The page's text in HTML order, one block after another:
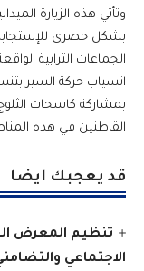
وتأتي هذه الزيارة
بشكل حصري للإستجابة
الجماعات الترابية
انسياب حركة السير
بمشاركة كاسحات الثلوج
القاطنين في هذه
قد يعجبك ايضا
تنظيم المعرض
الاجتماعي